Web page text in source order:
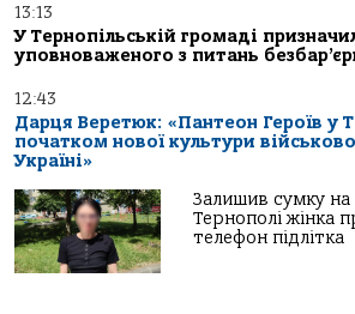
13:13
У Тернопільській громаді
уповноваженого з питань
12:43
Дарця Веретюк: «Пантеон Героїв у
початком нової культури
Україні»
Залишив сумку на
Тернополі жінка
телефон підлітка